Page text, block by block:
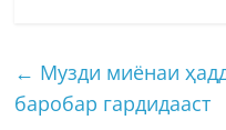
← Музди миëнаи
баробар гардидааст